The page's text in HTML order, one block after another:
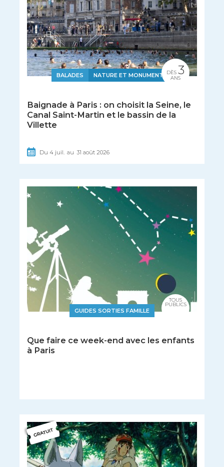
BALADES NATURE ET MONUMENTS
Baignade à Paris : on choisit la Seine, le
Canal Saint-Martin et le bassin de la
Villette
Du4 juil. au 31août 2026
DÈS 3
ANS
GUIDES SORTIES FAMILLE
Que faire ce week-end avec les enfants
à Paris
TOUS
PUBLICS